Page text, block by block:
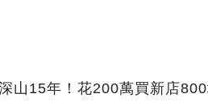
山15年！花200萬買新店